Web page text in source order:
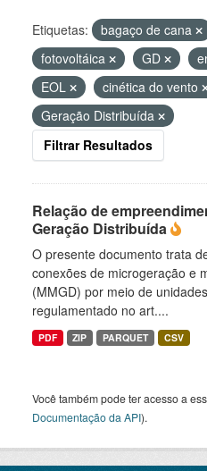
Etiquetas: bagaço de cana
fotovoltáica
GD
EOL
cinética do vento
Geração Distribuída
Filtrar Resultados
Relação de
Geração Distribuída
O presente documento trata
conexões de microgeração e
(MMGD) por meio de
regulamentado no art....
PDF ZIP PARQUET CSV
Você também pode ter acesso a
Documentação da API).